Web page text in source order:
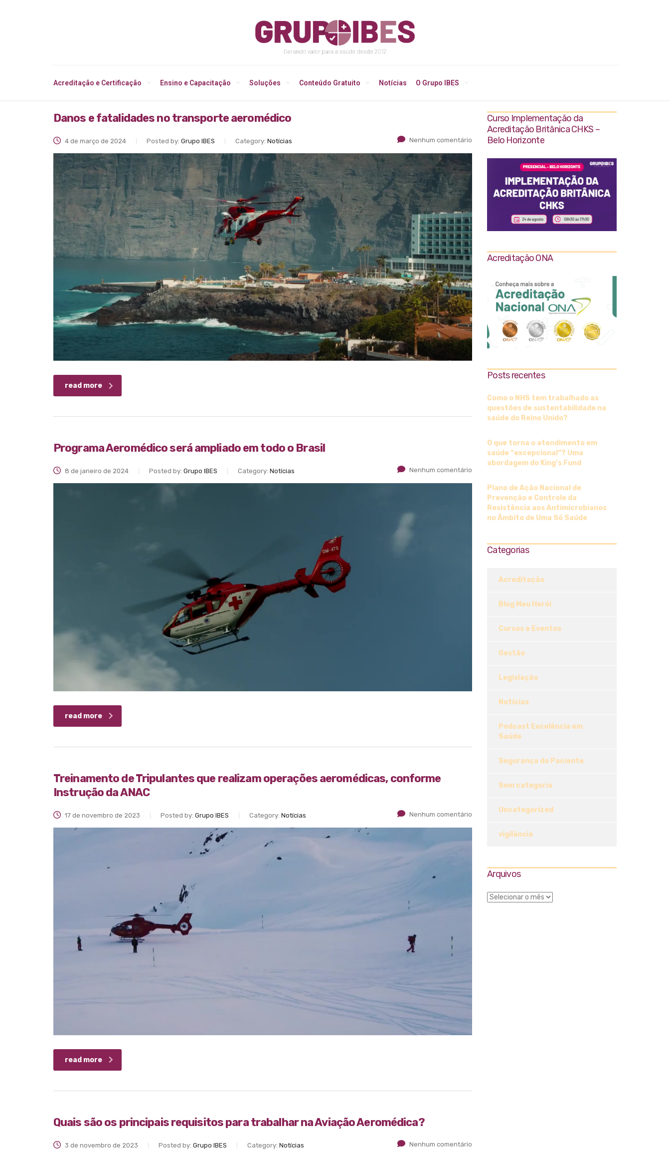
Acreditação e Certificação Ensino e Capacitação Soluções Conteúdo Gratuito Notícias O Grupo IBES
Danos e fatalidades no transporte aeromédico
4 de março de 2024 Posted by: Grupo IBES Category: Notícias Nenhum comentário
read more
Programa Aeromédico será ampliado em todo o Brasil
8 de janeiro de 2024 Posted by: Grupo IBES Category: Notícias Nenhum comentário
read more
Treinamento de Tripulantes que realizam operações aeromédicas, conforme
Instrução da ANAC
17 de novembro de 2023 Posted by: Grupo IBES Category: Notícias Nenhum comentário
read more
Quais são os principais requisitos para trabalhar na Aviação Aeromédica?
3 de novembro de 2023 Posted by: Grupo IBES Category: Notícias Nenhum comentário
Curso Implementação da
Acreditação Britânica CHKS –
Belo Horizonte
Acreditação ONA
Posts recentes
Como o NHS tem trabalhado as
questões de sustentabilidade na
saúde do Reino Unido?
O que torna o atendimento em
saúde “excepcional”? Uma
abordagem do King’s Fund
Plano de Ação Nacional de
Prevenção e Controle da
Resistência aos Antimicrobianos
no Âmbito de Uma Só Saúde
Categorias
Acreditação
Blog Meu Herói
Cursos e Eventos
Gestão
Legislação
Notícias
Podcast Excelência em
Saúde
Segurança do Paciente
Sem categoria
Uncategorized
vigilância
Arquivos